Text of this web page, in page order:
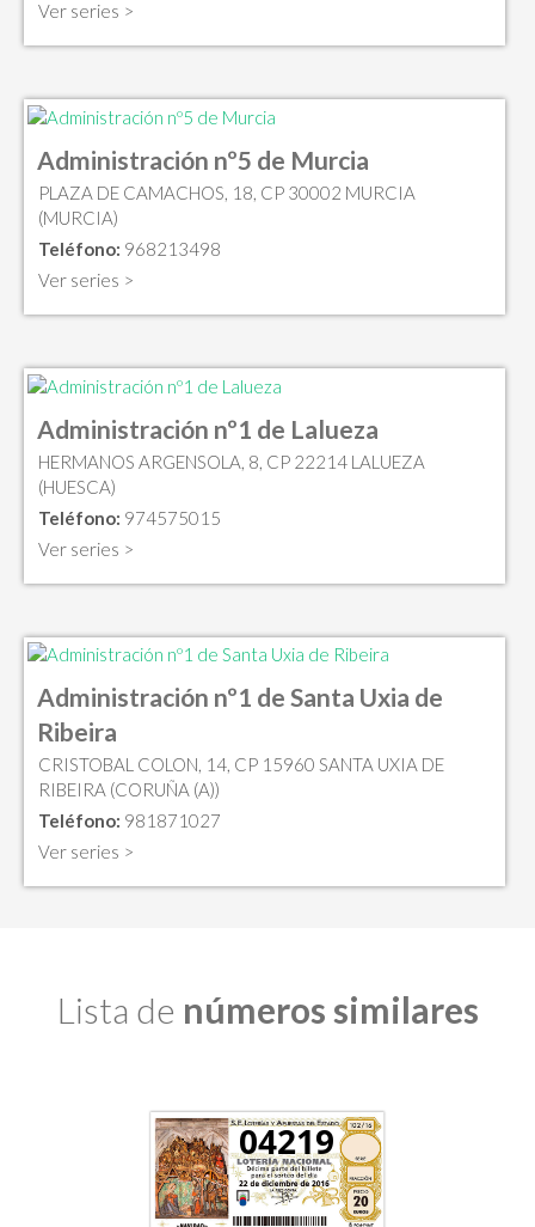
Ver series >
Administración nº5 de Murcia
PLAZA DE CAMACHOS, 18, CP 30002 MURCIA
(MURCIA)
Teléfono: 968213498
Ver series >
Administración nº1 de Lalueza
HERMANOS ARGENSOLA, 8, CP 22214 LALUEZA
(HUESCA)
Teléfono: 974575015
Ver series >
Administración nº1 de Santa Uxia de
Ribeira
CRISTOBAL COLON, 14, CP 15960 SANTA UXIA DE
RIBEIRA (CORUÑA (A))
Teléfono: 981871027
Ver series >
Lista de números similares
04219